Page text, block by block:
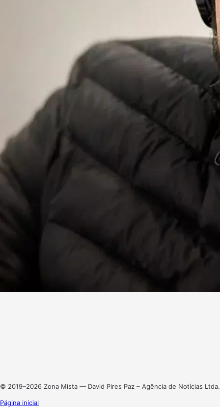
© 2019–2026 Zona Mista — David Pires Paz – Agência de Notícias Ltda.
Página inicial